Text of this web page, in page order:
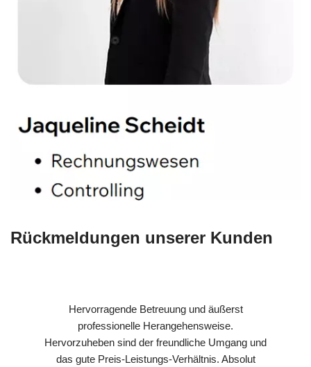
Rückmeldungen unserer Kunden
Hervorragende Betreuung und äußerst
professionelle Herangehensweise.
Hervorzuheben sind der freundliche Umgang und
das gute Preis-Leistungs-Verhältnis. Absolut